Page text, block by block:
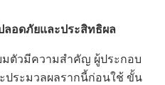
ลอดภัยและประสิทธิผล
มตัวมีความสำคัญ ผู้ประกอบ
ระมวลผลรากนี้ก่อนใช้ ขั้น